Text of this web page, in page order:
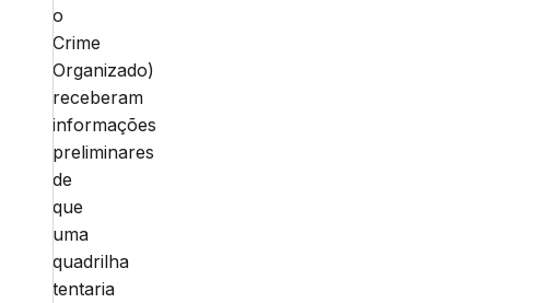
o
Crime
Organizado)
receberam
informações
preliminares
de
que
uma
quadrilha
tentaria